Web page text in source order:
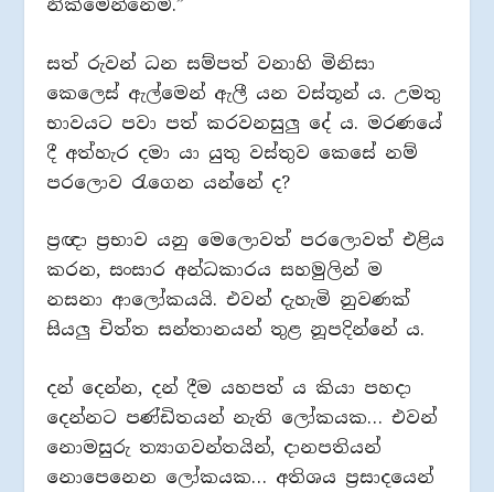
නික්මෙන්නෙමි.”
සත් රුවන් ධන සම්පත් වනාහි මිනිසා
කෙලෙස් ඇල්මෙන් ඇලී යන වස්තූන් ය. උමතු
භාවයට පවා පත් කරවනසුලු දේ ය. මරණයේ
දී අත්හැර දමා යා යුතු වස්තුව කෙසේ නම්
පරලොව රැගෙන යන්නේ ද?
ප්‍රඥා ප්‍රභාව යනු මෙලොවත් පරලොවත් එළිය
කරන, සංසාර අන්ධකාරය සහමුලින් ම
නසනා ආලෝකයයි. එවන් දැහැමි නුවණක්
සියලු‍ චිත්ත සන්තානයන් තුළ නූපදින්නේ ය.
දන් දෙන්න, දන් දීම යහපත් ය කියා පහදා
දෙන්නට පණ්ඩිතයන් නැති ලෝකයක… එවන්
නොමසුරු ත්‍යාගවන්තයින්, දානපතියන්
නොපෙනෙන ලෝකයක… අතිශය ප්‍රසාදයෙන්